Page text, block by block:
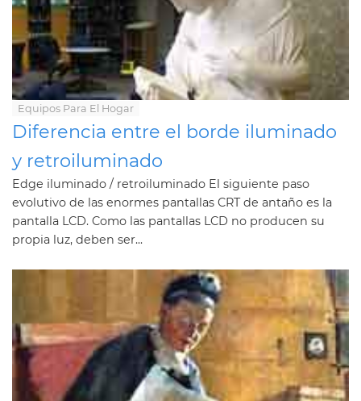
Equipos Para El Hogar
Diferencia entre el borde iluminado
y retroiluminado
Edge iluminado / retroiluminado El siguiente paso
evolutivo de las enormes pantallas CRT de antaño es la
pantalla LCD. Como las pantallas LCD no producen su
propia luz, deben ser...